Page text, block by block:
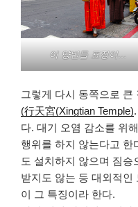
이 양반들 표정이…
그렇게 다시 동쪽으로 큰
(行天宮(Xingtian Temple)
다. 대기 오염 감소를 위
행위를 하지 않는다고 한
도 설치하지 않으며 짐승
받지도 않는 등 대외적인
이 그 특징이라 한다.